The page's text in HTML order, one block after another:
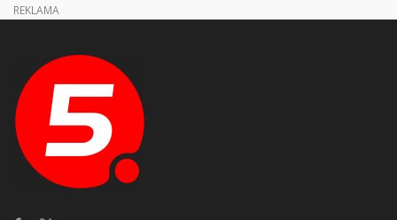
REKLAMA